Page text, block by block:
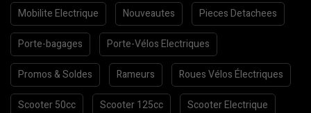
Mobilite Electrique Nouveautes Pieces Detachees
Porte-bagages Porte-Vélos Electriques
Promos & Soldes Rameurs Roues Vélos Électriques
Scooter 50cc Scooter 125cc Scooter Electrique